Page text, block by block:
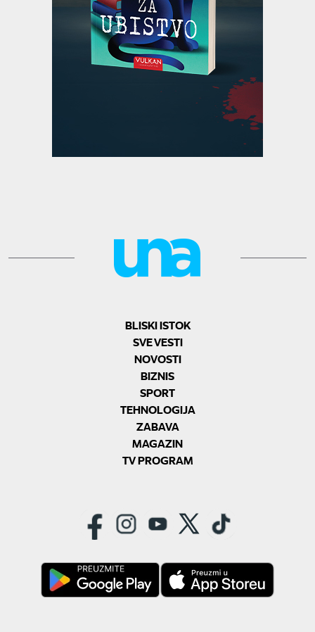
BLISKI ISTOK
SVE VESTI
NOVOSTI
BIZNIS
SPORT
TEHNOLOGIJA
ZABAVA
MAGAZIN
TV PROGRAM